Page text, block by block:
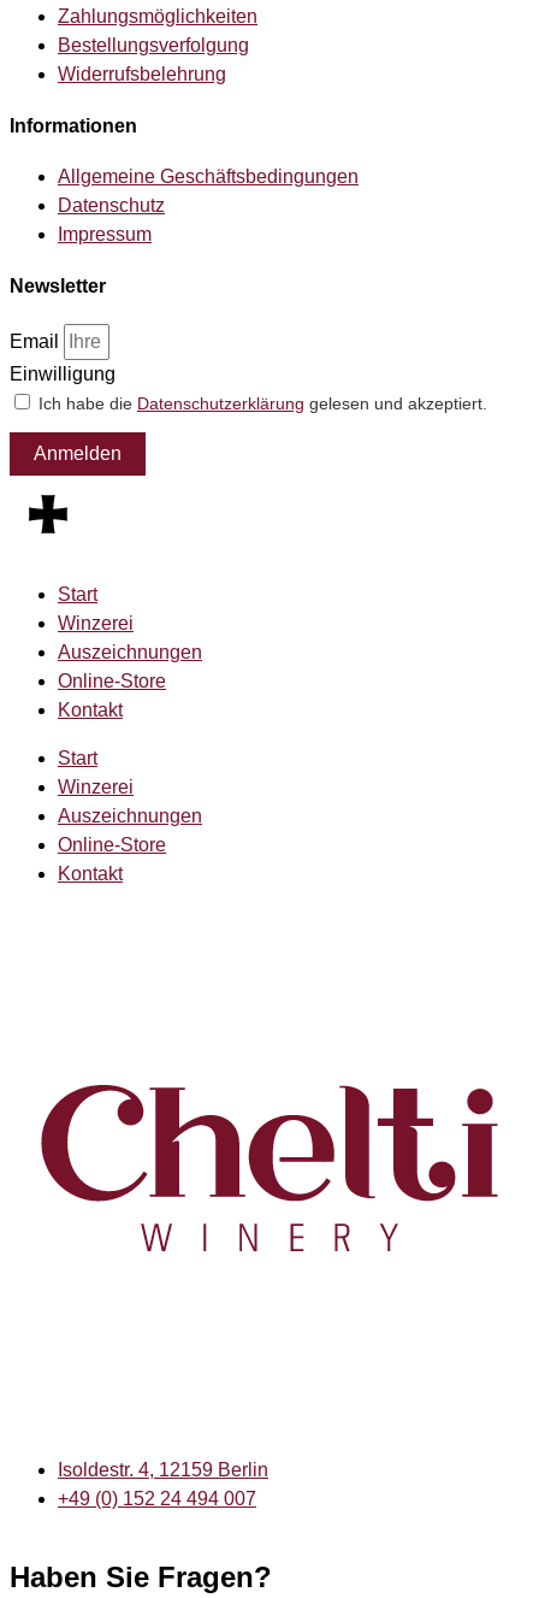
Zahlungsmöglichkeiten
Bestellungsverfolgung
Widerrufsbelehrung
Informationen
Allgemeine Geschäftsbedingungen
Datenschutz
Impressum
Newsletter
Email
Einwilligung
Ich habe die Datenschutzerklärung gelesen und akzeptiert.
Anmelden
Start
Winzerei
Auszeichnungen
Online-Store
Kontakt
Start
Winzerei
Auszeichnungen
Online-Store
Kontakt
Isoldestr. 4, 12159 Berlin
+49 (0) 152 24 494 007
Haben Sie Fragen?